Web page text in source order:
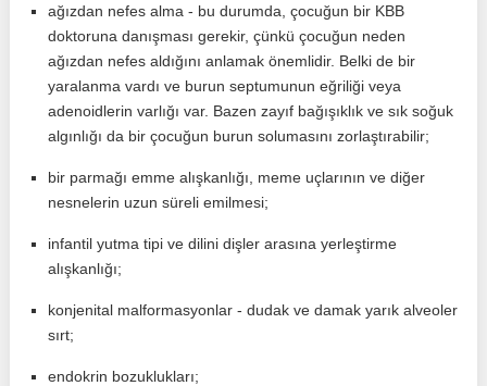
ağızdan nefes alma - bu durumda, çocuğun bir KBB
doktoruna danışması gerekir, çünkü çocuğun neden
ağızdan nefes aldığını anlamak önemlidir. Belki de bir
yaralanma vardı ve burun septumunun eğriliği veya
adenoidlerin varlığı var. Bazen zayıf bağışıklık ve sık soğuk
algınlığı da bir çocuğun burun solumasını zorlaştırabilir;
bir parmağı emme alışkanlığı, meme uçlarının ve diğer
nesnelerin uzun süreli emilmesi;
infantil yutma tipi ve dilini dişler arasına yerleştirme
alışkanlığı;
konjenital malformasyonlar - dudak ve damak yarık alveoler
sırt;
endokrin bozuklukları;